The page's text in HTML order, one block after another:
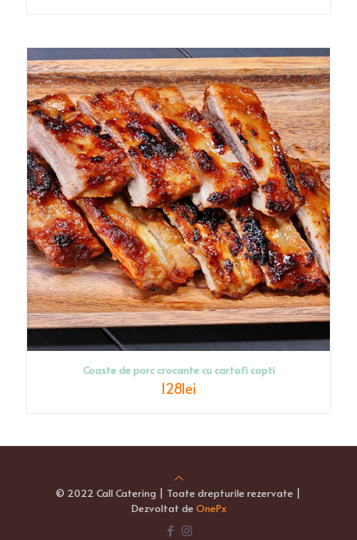
Coaste de porc crocante cu cartofi copti
128lei
© 2022 Call Catering | Toate drepturile rezervate |
Dezvoltat de OnePx